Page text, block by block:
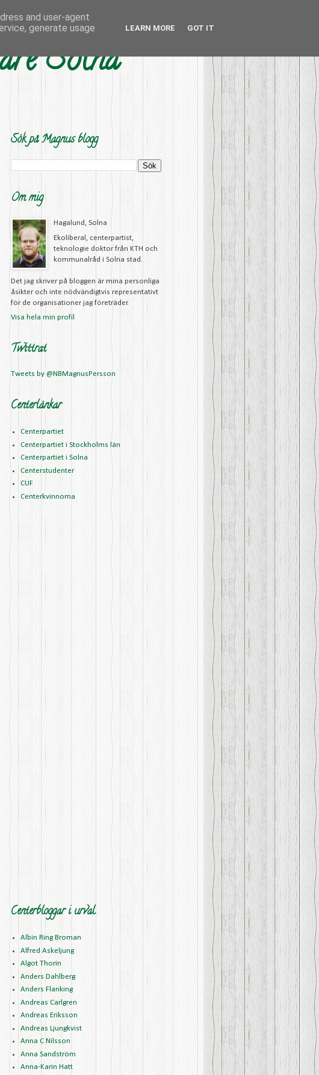
Solna
Sök på Magnus blogg
Om mig
Hagalund, Solna
Ekoliberal, centerpartist,
teknologie doktor från KTH och
kommunalråd i Solna stad.
Det jag skriver på bloggen är mina personliga
åsikter och inte nödvändigtvis representativt
för de organisationer jag företräder.
Visa hela min profil
Twittrat
Tweets by @NBMagnusPersson
Centerlänkar
Centerpartiet
Centerpartiet i Stockholms län
Centerpartiet i Solna
Centerstudenter
CUF
Centerkvinnorna
Centerbloggar i urval
Albin Ring Broman
Alfred Askeljung
Algot Thorin
Anders Dahlberg
Anders Flanking
Andreas Carlgren
Andreas Eriksson
Andreas Ljungkvist
Anna C Nilsson
Anna Sandström
Anna-Karin Hatt
and user-agent
generate usage
LEARN MORE GOT IT